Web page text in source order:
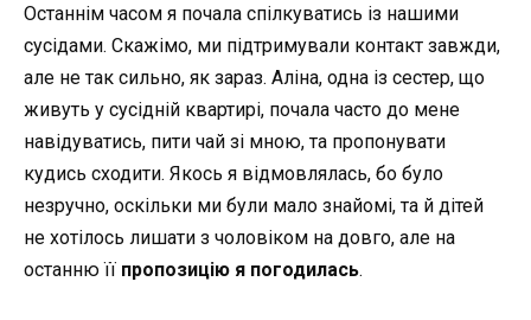
Останнім часом я почала спілкуватись із нашими
сусідами. Скажімо, ми підтримували контакт завжди,
але не так сильно, як зараз. Аліна, одна із сестер, що
живуть у сусідній квартирі, почала часто до мене
навідуватись, пити чай зі мною, та пропонувати
кудись сходити. Якось я відмовлялась, бо було
незручно, оскільки ми були мало знайомі, та й дітей
не хотілось лишати з чоловіком на довго, але на
останню її пропозицію я погодилась.